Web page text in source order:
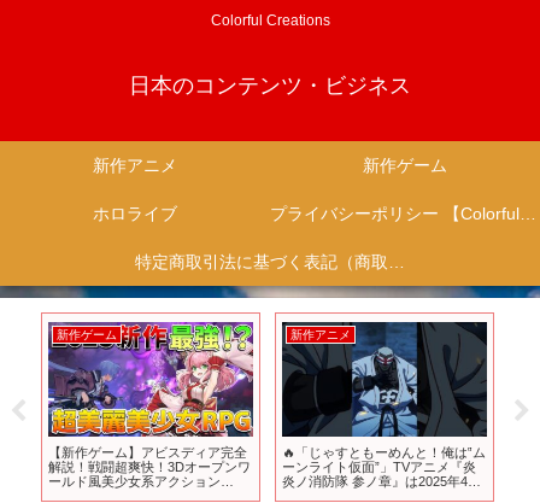
Colorful Creations
日本のコンテンツ・ビジネス
新作アニメ 新作ゲーム
ホロライブ プライバシーポリシー 【Colorful Creation】
特定商取引法に基づく表記（商取引に関する開示）
新作ゲーム
【新作ゲーム】アビスディア完全
解説！戦闘超爽快！3Dオープンワ
ールド⾵美少女系アクション
新作アニメ
🔥「じゃすともーめんと！俺は‟ム
ーンライト仮面”」TVアニメ『炎
炎ノ消防隊 参ノ章』は2025年4月